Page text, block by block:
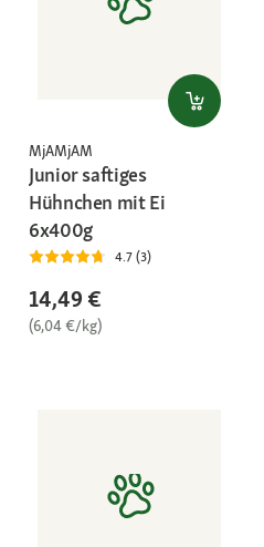
MjAMjAM
Junior saftiges
Hühnchen mit Ei
6x400g
4.7 (3)
14,49 €
(6,04 €/kg)